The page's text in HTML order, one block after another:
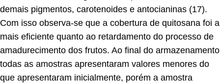
demais pigmentos, carotenoides e antocianinas (17).
Com isso observa-se que a cobertura de quitosana foi a
mais eficiente quanto ao retardamento do processo de
amadurecimento dos frutos. Ao final do armazenamento
todas as amostras apresentaram valores menores do
que apresentaram inicialmente, porém a amostra